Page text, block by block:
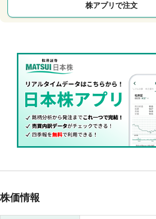
株アプリで注文
株価情報